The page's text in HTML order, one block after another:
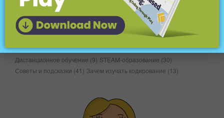
В классе(16) Leena & #039; s Путешествие(5)
Познакомьтесь с разработчиком игр(10)
Познакомьтесь с учителем (44) Новые возможности(40)
Занятия и инструменты для офлайн-кодирования(16)
Инструменты онлайн-обучения(13) Уголок вопроса(16)
Дистанционное обучение (9) STEAM-образование (30)
Советы и подсказки (41) Зачем изучать кодирование (13)